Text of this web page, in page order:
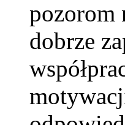
pozorom
dobrze